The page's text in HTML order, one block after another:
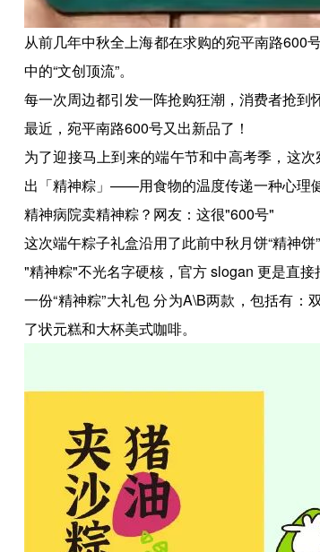
从前几年中秋全上海都在求购的宛平南路600
中的“文创顶流”。
每一次周边都引发一阵抢购狂潮，消费者抢到
最近，宛平南路600号又出新品了！
为了迎接马上到来的端午节和中高考季，这
出「精神粽」——用食物的温度传递一种心理
精神病院卖精神粽？网友：这很"600号"
这次端午粽子礼盒沿用了此前中秋月饼“精神饼
"精神粽"不光名字硬核，官方 slogan 更是直
一份“精神粽”大礼包 分为A\B两款，包括有
了状元糕和大杯美式咖啡。